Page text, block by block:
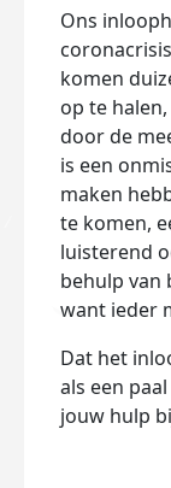
Ons
komen
op te
door de
is een
maken
te komen,
luisterend
behulp van
want ieder
Dat het
als een
jouw hulp